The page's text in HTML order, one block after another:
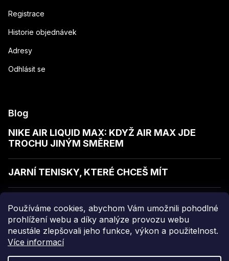
Používáme cookies, abychom Vám umožnili pohodlné
prohlížení webu a díky analýze provozu webu
neustále zlepšovali jeho funkce, výkon a použitelnost.
Více informací
Registrace
Historie objednávek
Adresy
Odhlásit se
Blog
NIKE AIR LIQUID MAX: KDYŽ AIR MAX JDE
TROCHU JINÝM SMĚREM
JARNÍ TENISKY, KTERÉ CHCEŠ MÍT